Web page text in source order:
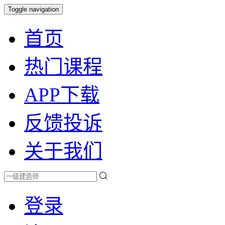
Toggle navigation
首页
热门课程
APP下载
反馈投诉
关于我们
登录